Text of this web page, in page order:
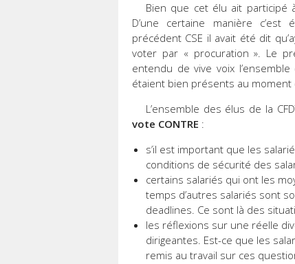
Bien que cet élu ait participé
D’une certaine manière c’est
précédent CSE il avait été dit
voter par « procuration ». Le
entendu de vive voix
étaient bien présents au moment
L’ensemble des élus de la
vote CONTRE :
s’il est important que les
conditions de sécurité des
certains salariés qui ont les
temps d’autres salariés sont
deadlines. Ce sont là des
les réflexions sur une réelle
dirigeantes. Est-ce que les
remis au travail sur ces